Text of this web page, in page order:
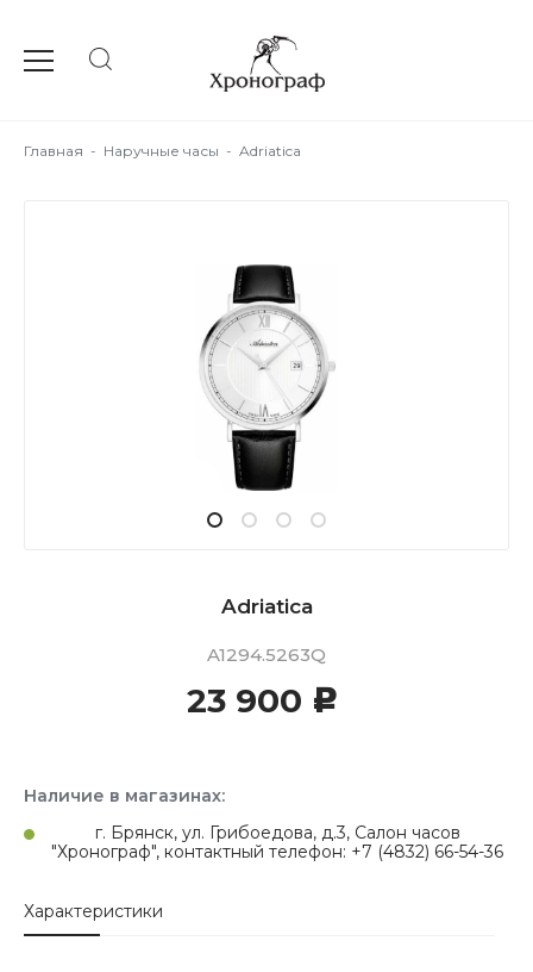
Главная - Наручные часы - Adriatica
Adriatica
A1294.5263Q
23 900 c
Наличие в магазинах:
г. Брянск, ул. Грибоедова, д.3, Салон часов
"Хронограф", контактный телефон: +7 (4832) 66-54-36
Характеристики